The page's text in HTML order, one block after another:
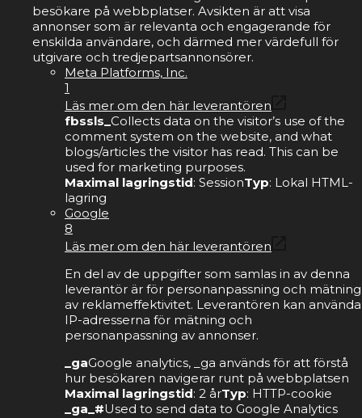
besökare på webbplatser. Avsikten är att visa
annonser som är relevanta och engagerande för
enskilda användare, och därmed mer värdefull för
utgivare och tredjepartsannonsörer.
Meta Platforms, Inc.
1
Läs mer om den här leverantören
fbssls_ Collects data on the visitor’s use of the
comment system on the website, and what
blogs/articles the visitor has read. This can be
used for marketing purposes.
Maximal lagringstid: SessionTyp: Lokal HTML-
lagring
Google
8
Läs mer om den här leverantören
En del av de uppgifter som samlas in av denna
leverantör är för personanpassning och mätning
av reklameffektivitet. Leverantören kan använda
IP-adresserna för mätning och
personanpassning av annonser.
_gaGoogle analytics, _ga används för att förstå
hur besökaren navigerar runt på webbplatsen
Maximal lagringstid: 2 årTyp: HTTP-cookie
_ga_#Used to send data to Google Analytics